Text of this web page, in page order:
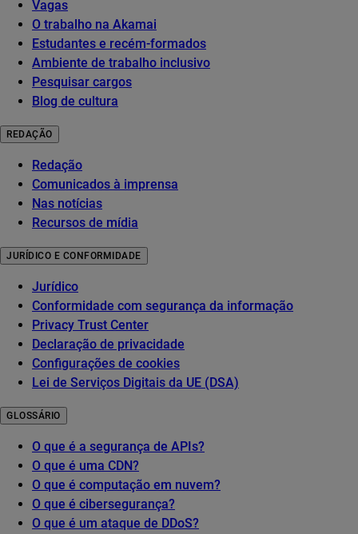
Vagas
O trabalho na Akamai
Estudantes e recém-formados
Ambiente de trabalho inclusivo
Pesquisar cargos
Blog de cultura
REDAÇÃO
Redação
Comunicados à imprensa
Nas notícias
Recursos de mídia
JURÍDICO E CONFORMIDADE
Jurídico
Conformidade com segurança da informação
Privacy Trust Center
Declaração de privacidade
Configurações de cookies
Lei de Serviços Digitais da UE (DSA)
GLOSSÁRIO
O que é a segurança de APIs?
O que é uma CDN?
O que é computação em nuvem?
O que é cibersegurança?
O que é um ataque de DDoS?